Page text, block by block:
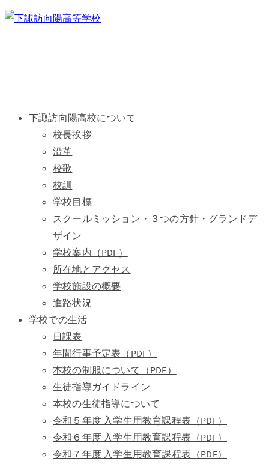
下諏訪向陽高校について
校長挨拶
沿革
校歌
校訓
学校目標
スクールミッション・３つの方針・グランドデ
ザイン
学校案内（PDF）
所在地とアクセス
学校施設の概要
進路状況
学校での生活
日課表
年間行事予定表（PDF）
本校の制服について（PDF）
生徒指導ガイドライン
本校の生徒指導について
令和５年度 入学生用教育課程表（PDF）
令和６年度 入学生用教育課程表（PDF）
令和７年度 入学生用教育課程表（PDF）